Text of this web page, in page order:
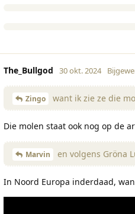
The_Bullgod 30 okt. 2024
Zingo want ik zie ze die
Die molen staat ook nog op de
Marvin en volgens Gröna
In Noord Europa inderdaad,